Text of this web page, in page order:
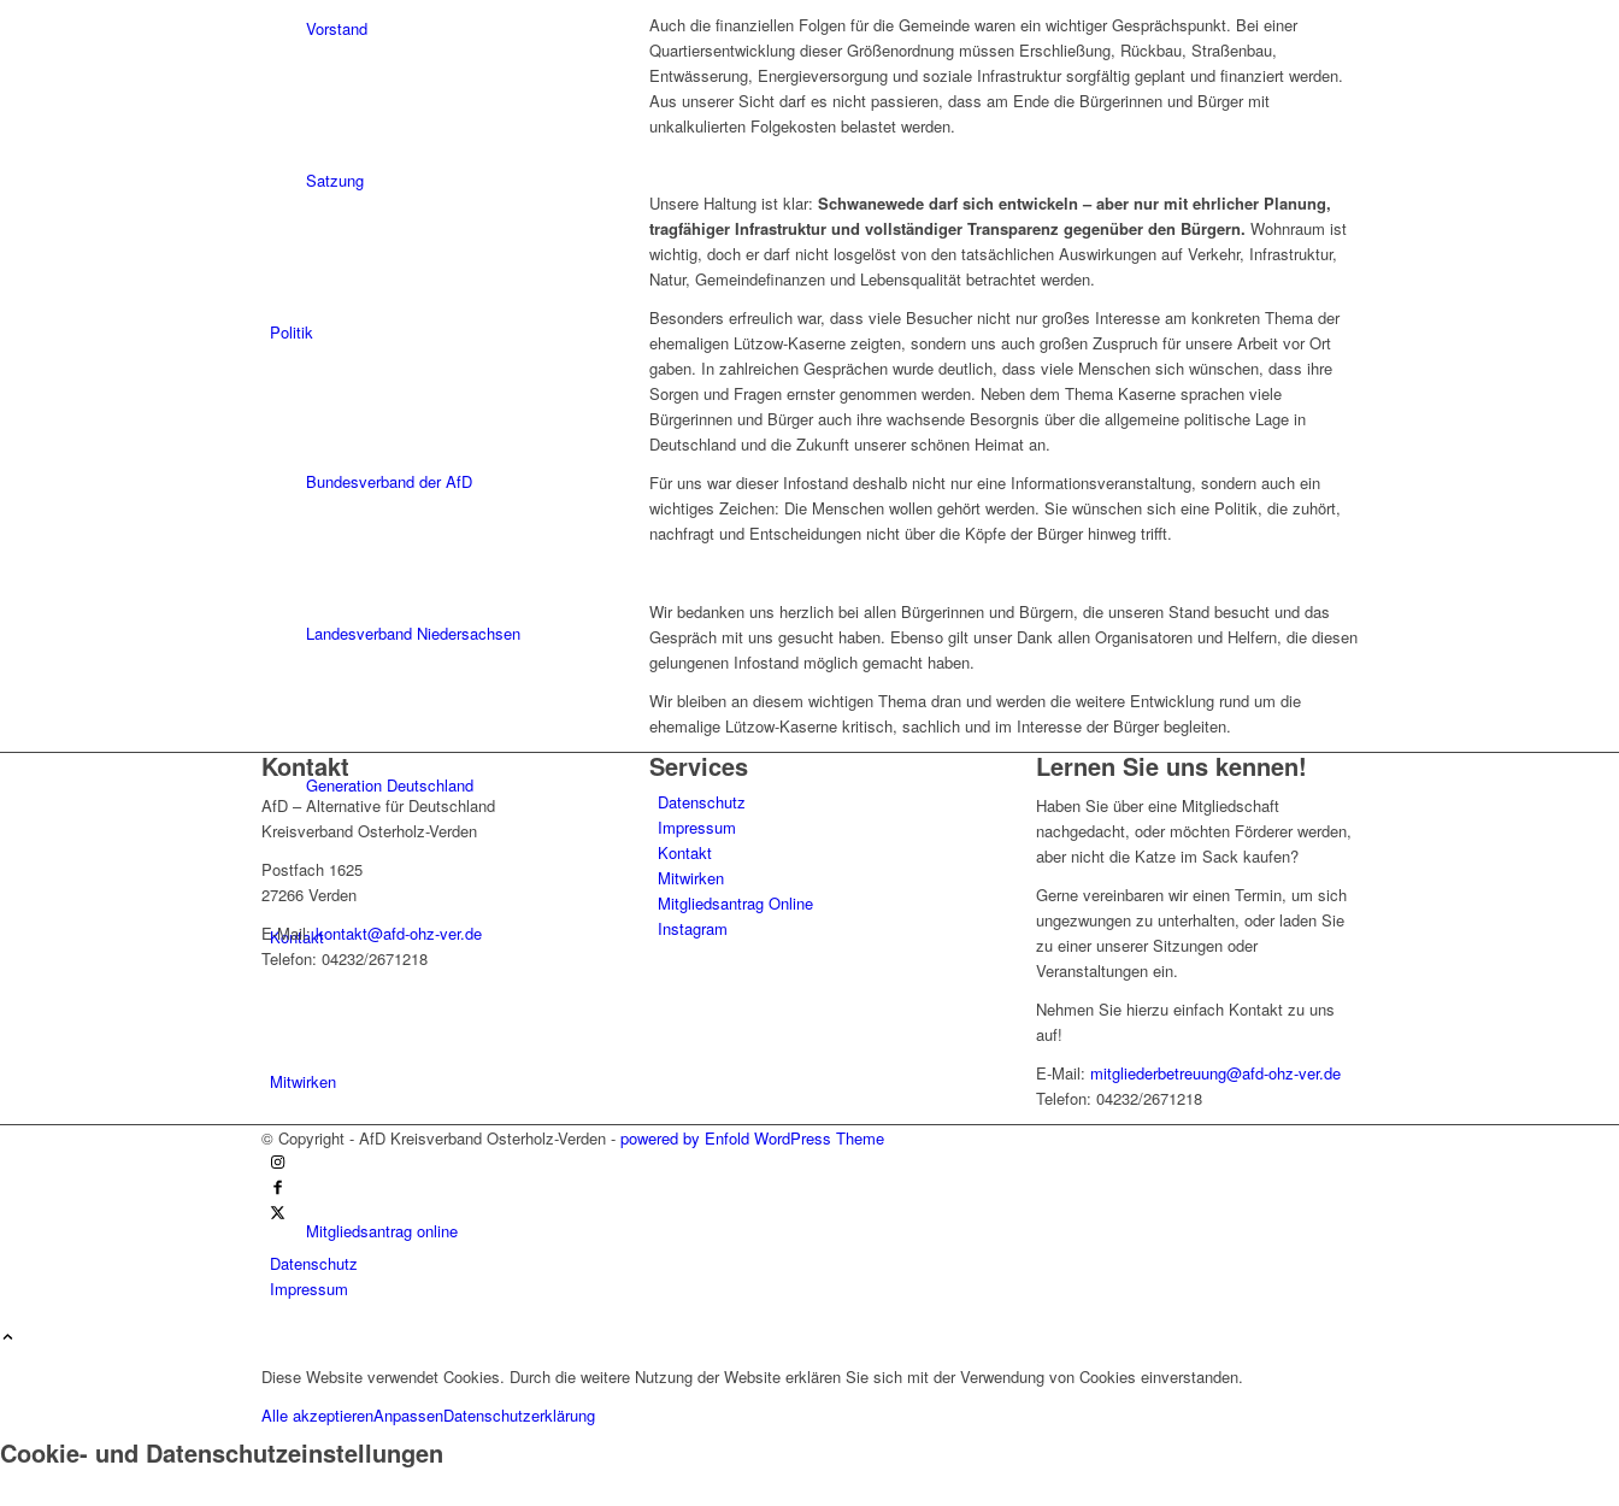
Vorstand
Satzung
Politik
Bundesverband der AfD
Landesverband Niedersachsen
Generation Deutschland
Kontakt
Mitwirken
Mitgliedsantrag online
Spenden
Auch die finanziellen Folgen für die Gemeinde waren ein wichtiger Gesprächspunkt. Bei einer
Quartiersentwicklung dieser Größenordnung müssen Erschließung, Rückbau, Straßenbau,
Entwässerung, Energieversorgung und soziale Infrastruktur sorgfältig geplant und finanziert werden.
Aus unserer Sicht darf es nicht passieren, dass am Ende die Bürgerinnen und Bürger mit
unkalkulierten Folgekosten belastet werden.
Unsere Haltung ist klar: Schwanewede darf sich entwickeln – aber nur mit ehrlicher Planung,
tragfähiger Infrastruktur und vollständiger Transparenz gegenüber den Bürgern. Wohnraum ist
wichtig, doch er darf nicht losgelöst von den tatsächlichen Auswirkungen auf Verkehr, Infrastruktur,
Natur, Gemeindefinanzen und Lebensqualität betrachtet werden.
Besonders erfreulich war, dass viele Besucher nicht nur großes Interesse am konkreten Thema der
ehemaligen Lützow-Kaserne zeigten, sondern uns auch großen Zuspruch für unsere Arbeit vor Ort
gaben. In zahlreichen Gesprächen wurde deutlich, dass viele Menschen sich wünschen, dass ihre
Sorgen und Fragen ernster genommen werden. Neben dem Thema Kaserne sprachen viele
Bürgerinnen und Bürger auch ihre wachsende Besorgnis über die allgemeine politische Lage in
Deutschland und die Zukunft unserer schönen Heimat an.
Für uns war dieser Infostand deshalb nicht nur eine Informationsveranstaltung, sondern auch ein
wichtiges Zeichen: Die Menschen wollen gehört werden. Sie wünschen sich eine Politik, die zuhört,
nachfragt und Entscheidungen nicht über die Köpfe der Bürger hinweg trifft.
Wir bedanken uns herzlich bei allen Bürgerinnen und Bürgern, die unseren Stand besucht und das
Gespräch mit uns gesucht haben. Ebenso gilt unser Dank allen Organisatoren und Helfern, die diesen
gelungenen Infostand möglich gemacht haben.
Wir bleiben an diesem wichtigen Thema dran und werden die weitere Entwicklung rund um die
ehemalige Lützow-Kaserne kritisch, sachlich und im Interesse der Bürger begleiten.
Kontakt
AfD – Alternative für Deutschland
Kreisverband Osterholz-Verden
Postfach 1625
27266 Verden
E-Mail:kontakt@afd-ohz-ver.de
Telefon: 04232/2671218
Services
Datenschutz
Impressum
Kontakt
Mitwirken
Mitgliedsantrag Online
Instagram
Lernen Sie uns kennen!
Haben Sie über eine Mitgliedschaft
nachgedacht, oder möchten Förderer werden,
aber nicht die Katze im Sack kaufen?
Gerne vereinbaren wir einen Termin, um sich
ungezwungen zu unterhalten, oder laden Sie
zu einer unserer Sitzungen oder
Veranstaltungen ein.
Nehmen Sie hierzu einfach Kontakt zu uns
auf!
E-Mail: mitgliederbetreuung@afd-ohz-ver.de
Telefon: 04232/2671218
© Copyright - AfD Kreisverband Osterholz-Verden - powered by Enfold WordPress Theme
Datenschutz
Impressum
Diese Website verwendet Cookies. Durch die weitere Nutzung der Website erklären Sie sich mit der Verwendung von Cookies einverstanden.
Alle akzeptierenAnpassenDatenschutzerklärung
Cookie- und Datenschutzeinstellungen